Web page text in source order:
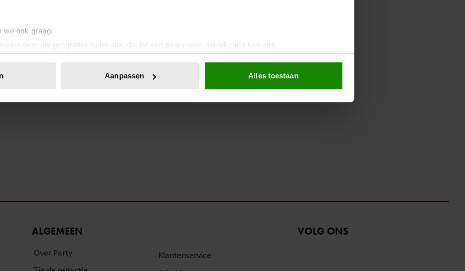
we ook graag:
over uw geografische locatie, die tot een paar meter nauwkeurig kan zijn
door het actief te scannen op specifieke eigenschappen (fingerprinting)
wijzigen of intrekken in de Cookieverklaring.
content en advertenties te personaliseren, om functies voor social media te bieden en om ons
Aanpassen Alles toestaan
ALGEMEEN
Over Party
Klantenservice
VOLG ONS